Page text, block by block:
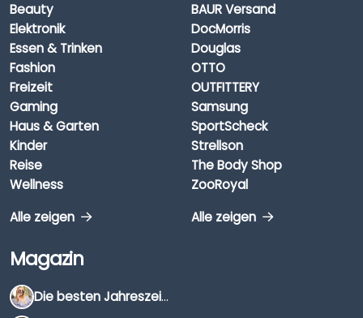
Beauty
Elektronik
Essen & Trinken
Fashion
Freizeit
Gaming
Haus & Garten
Kinder
Reise
Wellness
Alle zeigen
BAUR Versand
DocMorris
Douglas
OTTO
OUTFITTERY
Samsung
SportScheck
Strellson
The Body Shop
ZooRoyal
Alle zeigen
Magazin
Die besten Jahreszeiten für Schnäppchenjäger